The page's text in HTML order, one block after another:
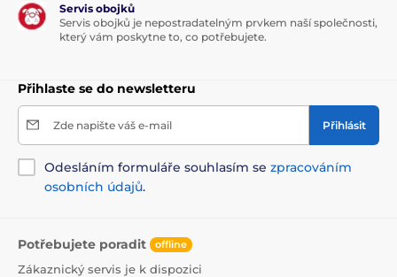
Servis obojků
Servis obojků je nepostradatelným prvkem naší společnosti,
který vám poskytne to, co potřebujete.
Přihlaste se do newsletteru
Zde napište váš e-mail Přihlásit
Odesláním formuláře souhlasím se zpracováním
osobních údajů.
Potřebujete poradit offline
Zákaznický servis je k dispozici